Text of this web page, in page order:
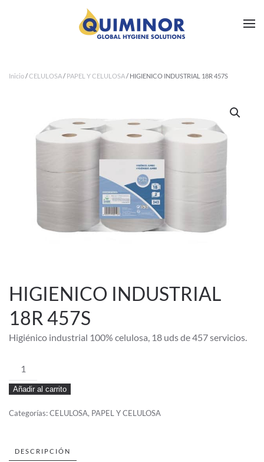
Ir al contenido principal
Inicio/CELULOSA/ PAPEL Y CELULOSA/ HIGIENICO INDUSTRIAL 18R 457S
HIGIENICO INDUSTRIAL
18R 457S
Higiénico industrial 100% celulosa, 18 uds de 457 servicios.
HIGIENICO
INDUSTRIAL
18R
457S
Añadir al carrito
Categorías:CELULOSA, PAPEL Y CELULOSA
DESCRIPCIÓN